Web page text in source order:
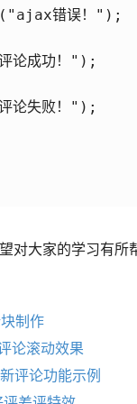
错误！");
成功！");
失败！");
对大家的学习有所
制作
论滚动效果
评论功能示例